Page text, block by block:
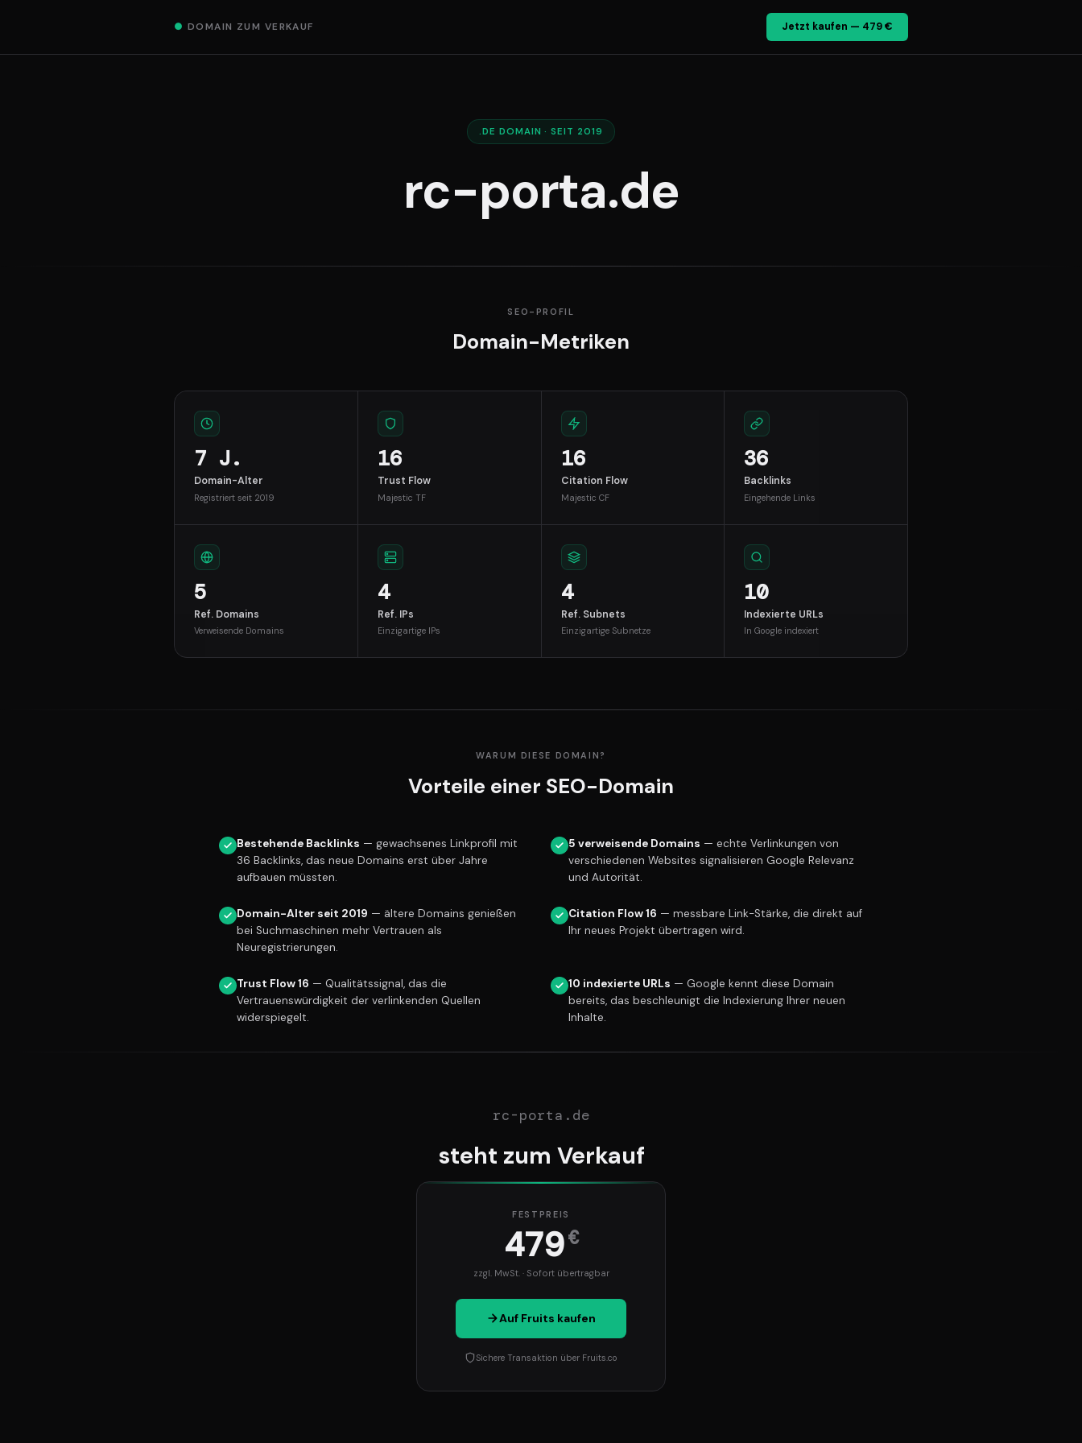
● DOMAIN ZUM VERKAUF Jetzt kaufen — 479 €
.DE DOMAIN · SEIT 2019
rc-porta.de
SEO-PROFIL
Domain-Metriken
7 J.
Domain-Alter
Registriert seit 2019
16
Trust Flow
Majestic TF
16
Citation Flow
Majestic CF
36
Backlinks
Eingehende Links
5
Ref. Domains
Verweisende Domains
4
Ref. IPs
Einzigartige IPs
4
Ref. Subnets
Einzigartige Subnetze
10
Indexierte URLs
In Google indexiert
WARUM DIESE DOMAIN?
Vorteile einer SEO-Domain
Bestehende Backlinks — gewachsenes Linkprofil mit
36 Backlinks, das neue Domains erst über Jahre
aufbauen müssten.
5 verweisende Domains — echte Verlinkungen von
verschiedenen Websites signalisieren Google Relevanz
und Autorität.
Domain-Alter seit 2019 — ältere Domains genießen
bei Suchmaschinen mehr Vertrauen als
Neuregistrierungen.
Citation Flow 16 — messbare Link-Stärke, die direkt auf
Ihr neues Projekt übertragen wird.
Trust Flow 16 — Qualitätssignal, das die
Vertrauenswürdigkeit der verlinkenden Quellen
widerspiegelt.
10 indexierte URLs — Google kennt diese Domain
bereits, das beschleunigt die Indexierung Ihrer neuen
Inhalte.
rc-porta.de
steht zum Verkauf
FESTPREIS
479€
zzgl. MwSt. · Sofort übertragbar
Auf Fruits kaufen
Sichere Transaktion über Fruits.co